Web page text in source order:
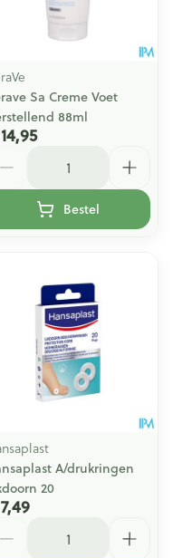
Sa Creme Voet
88ml
Bestel
A/drukringen
20